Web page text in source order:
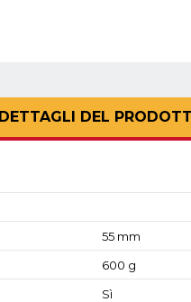
DETTAGLI DEL
55 mm
600 g
Sì